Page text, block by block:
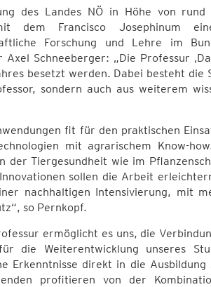
des Landes NÖ in Höhe von
dem Francisco Josephinum
Forschung und Lehre im
Axel Schneeberger: „Die Professur
besetzt werden. Dabei besteht
sondern auch aus weiterem
fit für den praktischen
mit agrarischem Know-
der Tiergesundheit wie im
sollen die Arbeit
nachhaltigen Intensivierung, mit
so Pernkopf.
ermöglicht es uns, die
die Weiterentwicklung unseres
Erkenntnisse direkt in die
profitieren von der